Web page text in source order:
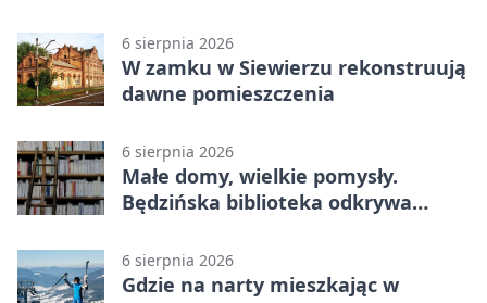
6 sierpnia 2026
W zamku w Siewierzu rekonstruują
dawne pomieszczenia
6 sierpnia 2026
Małe domy, wielkie pomysły.
Będzińska biblioteka odkrywa
6 sierpnia 2026
Gdzie na narty mieszkając w